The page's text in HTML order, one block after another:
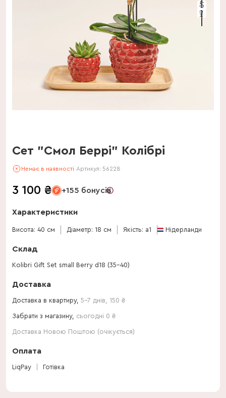
40 см
Сет "Смол Беррі" Колібрі
Немає в наявності Артикул: 56228
3 100 ₴ +155 бонусів
Характеристики
Висота: 40 см Діаметр: 18 см Якість: a1 Нідерланди
Склад
Kolibri Gift Set small Berry d18 (35-40)
Доставка
Доставка в квартиру, 5-7 днів 150 ₴
Забрати з магазину, сьогодні 0 ₴
Доставка Новою Поштою (очікується)
Оплата
LiqPay Готівка